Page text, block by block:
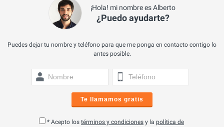
¡Hola! mi nombre es Alberto
¿Puedo ayudarte?
Puedes dejar tu nombre y teléfono para que me ponga en contacto contigo lo
antes posible.
Te llamamos gratis
* Acepto los términos y condiciones y la política de